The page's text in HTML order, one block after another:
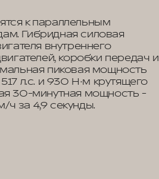
к параллельным
Гибридная силовая
внутреннего
коробки передач и
пиковая мощность
л.с. и 930 Н·м крутящего
30-минутная мощность -
ч за 4,9 секунды.